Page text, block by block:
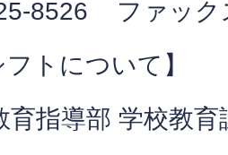
8526 ファック
フトについて】
育指導部 学校教育